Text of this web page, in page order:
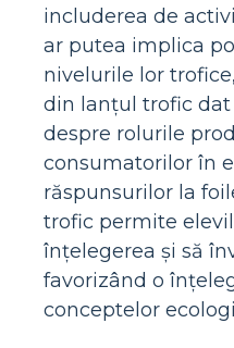
includerea de
ar putea implica
nivelurile lor
din lanțul trofic
despre rolurile
consumatorilor în
răspunsurilor la
trofic permite
înțelegerea și să
favorizând o
conceptelor